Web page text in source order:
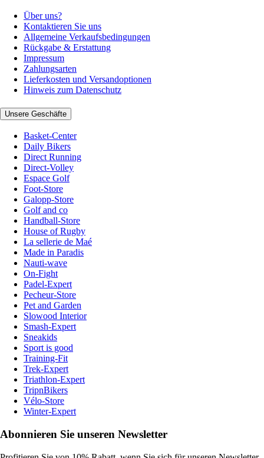
Über uns?
Kontaktieren Sie uns
Allgemeine Verkaufsbedingungen
Rückgabe & Erstattung
Impressum
Zahlungsarten
Lieferkosten und Versandoptionen
Hinweis zum Datenschutz
Unsere Geschäfte
Basket-Center
Daily Bikers
Direct Running
Direct-Volley
Espace Golf
Foot-Store
Galopp-Store
Golf and co
Handball-Store
House of Rugby
La sellerie de Maé
Made in Paradis
Nauti-wave
On-Fight
Padel-Expert
Pecheur-Store
Pet and Garden
Slowood Interior
Smash-Expert
Sneakids
Sport is good
Training-Fit
Trek-Expert
Triathlon-Expert
TripnBikers
Vélo-Store
Winter-Expert
Abonnieren Sie unseren Newsletter